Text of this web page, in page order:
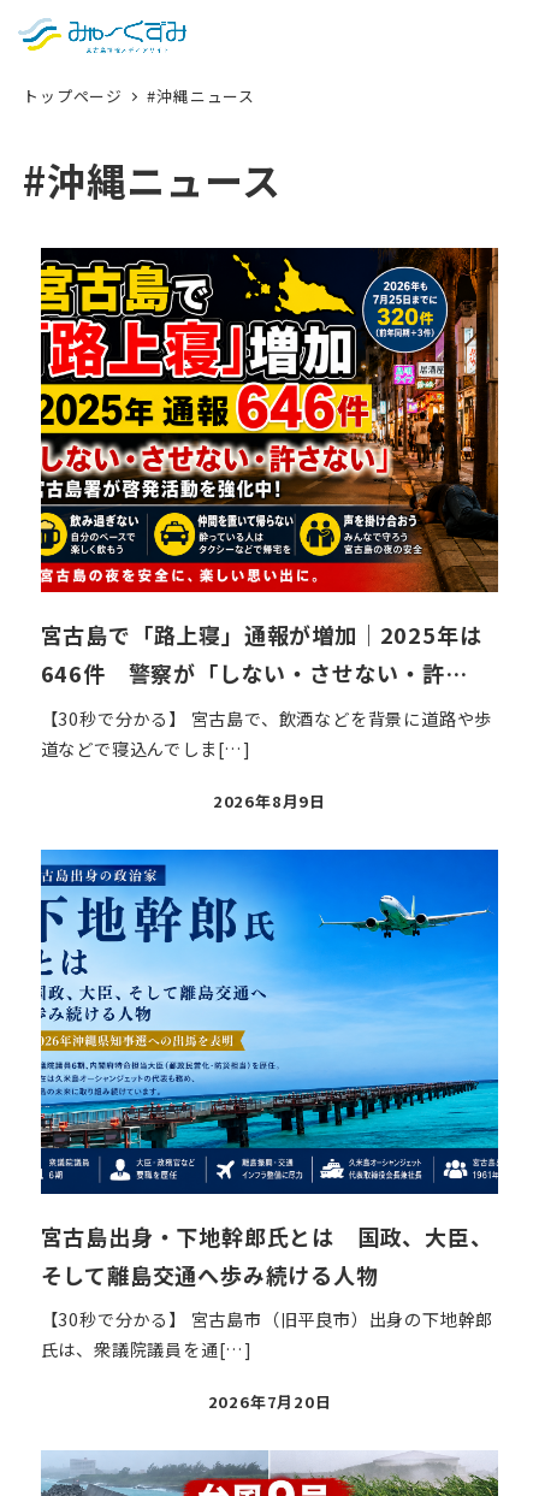
トップページ #沖縄ニュース
#沖縄ニュース
宮古島で「路上寝」通報が増加｜2025年は
646件 警察が「しない・させない・許…
【30秒で分かる】 宮古島で、飲酒などを背景に道路や歩
道などで寝込んでしま[…]
投
日
2026年8月9日
宮古島出身・下地幹郎氏とは 国政、大臣、
そして離島交通へ歩み続ける人物
【30秒で分かる】 宮古島市（旧平良市）出身の下地幹郎
氏は、衆議院議員を通[…]
投
日
2026年7月20日